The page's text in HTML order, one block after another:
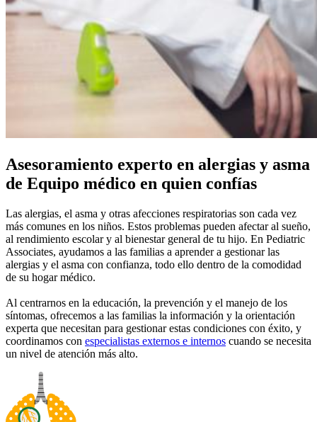
Asesoramiento experto en alergias y asma
de Equipo médico en quien confías
Las alergias, el asma y otras afecciones respiratorias son cada vez
más comunes en los niños. Estos problemas pueden afectar al sueño,
al rendimiento escolar y al bienestar general de tu hijo. En Pediatric
Associates, ayudamos a las familias a aprender a gestionar las
alergias y el asma con confianza, todo ello dentro de la comodidad
de su hogar médico.
Al centrarnos en la educación, la prevención y el manejo de los
síntomas, ofrecemos a las familias la información y la orientación
experta que necesitan para gestionar estas condiciones con éxito, y
coordinamos con especialistas externos e internos cuando se necesita
un nivel de atención más alto.